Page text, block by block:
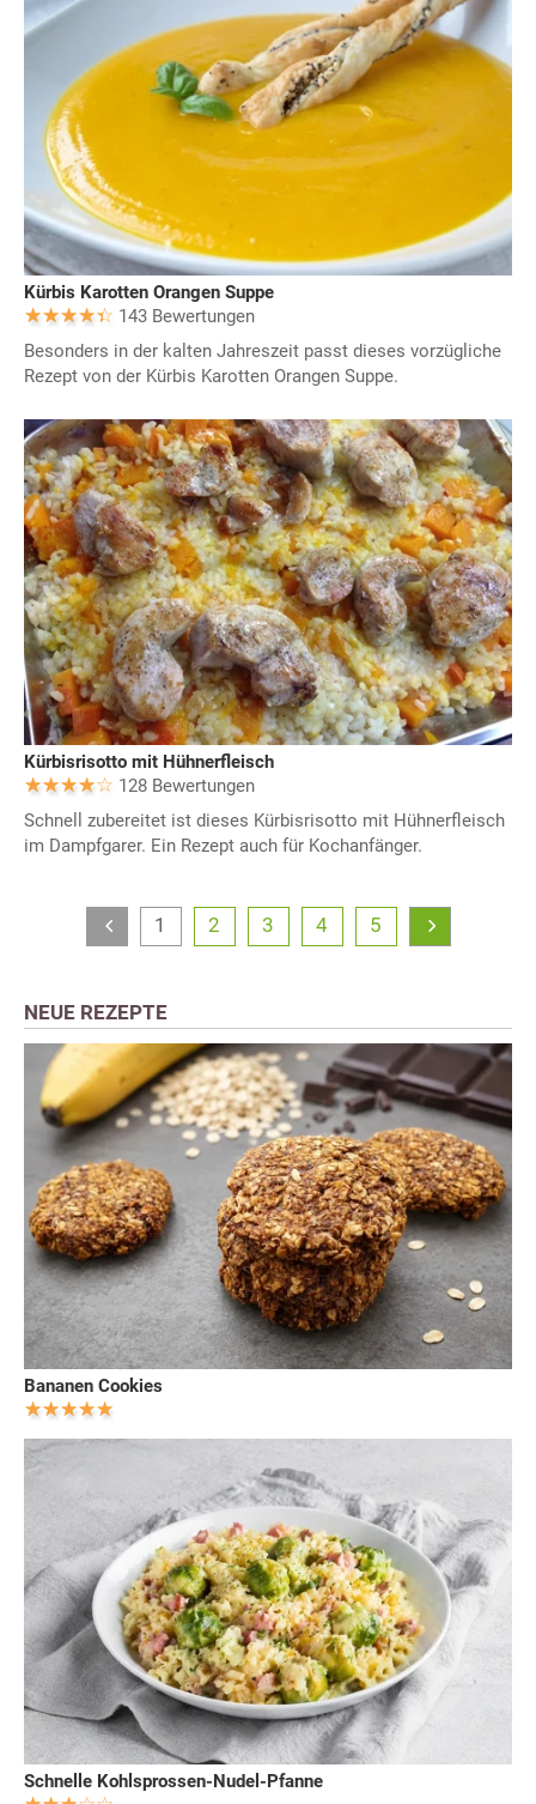
Kürbis Karotten Orangen Suppe
143 Bewertungen
Besonders in der kalten Jahreszeit passt dieses vorzügliche
Rezept von der Kürbis Karotten Orangen Suppe.
Kürbisrisotto mit Hühnerfleisch
128 Bewertungen
Schnell zubereitet ist dieses Kürbisrisotto mit Hühnerfleisch
im Dampfgarer. Ein Rezept auch für Kochanfänger.
1 2 3 4 5
NEUE REZEPTE
Bananen Cookies
Schnelle Kohlsprossen-Nudel-Pfanne